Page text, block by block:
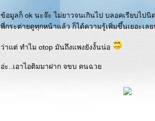
ข้อมูลก็ ok นะจ๊ะ ไม่ยาวจนเกินไป บลอคเรียบไปนิ
พี่กระต่ายดูทุกหน้าแล้ว ก็ได้ความรู้เพิ่มขึ้นเยอะเล
ว่าแต่ ทำไม otop มันถึงแพงยังงั้นน่อ
อ่ะ..เอาไอติมมาฝาก จขบ คนฉว